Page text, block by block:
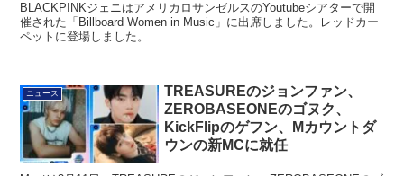
BLACKPINKジェニはアメリカロサンゼルスのYoutubeシアターで開
催された「Billboard Women in Music」に出席しました。レッドカー
ペットに登場しました。
ニュース
TREASUREのジョンファン、
ZEROBASEONEのゴヌク、
KickFlipのゲフン、Mカウントダ
ウンの新MCに就任